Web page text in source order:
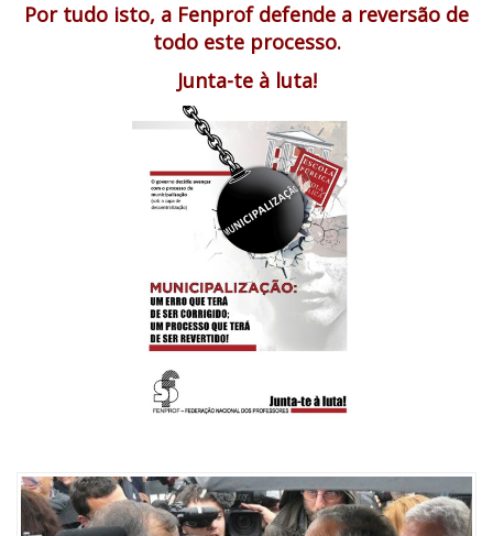
Por tudo isto, a Fenprof defende a reversão de
todo este processo.
Junta-te à luta!